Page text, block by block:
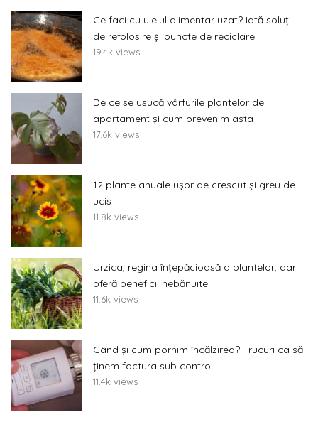
Ce faci cu uleiul alimentar uzat? Iată soluții
de refolosire și puncte de reciclare
19.4k views
De ce se usucă vârfurile plantelor de
apartament și cum prevenim asta
17.6k views
12 plante anuale ușor de crescut și greu de
ucis
11.8k views
Urzica, regina înțepăcioasă a plantelor, dar
oferă beneficii nebănuite
11.6k views
Când și cum pornim încălzirea? Trucuri ca să
ținem factura sub control
11.4k views